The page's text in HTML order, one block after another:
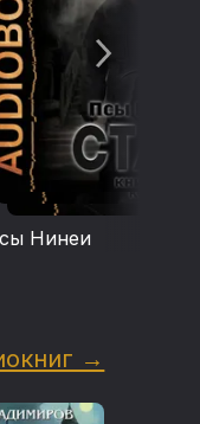
Нинеи
→